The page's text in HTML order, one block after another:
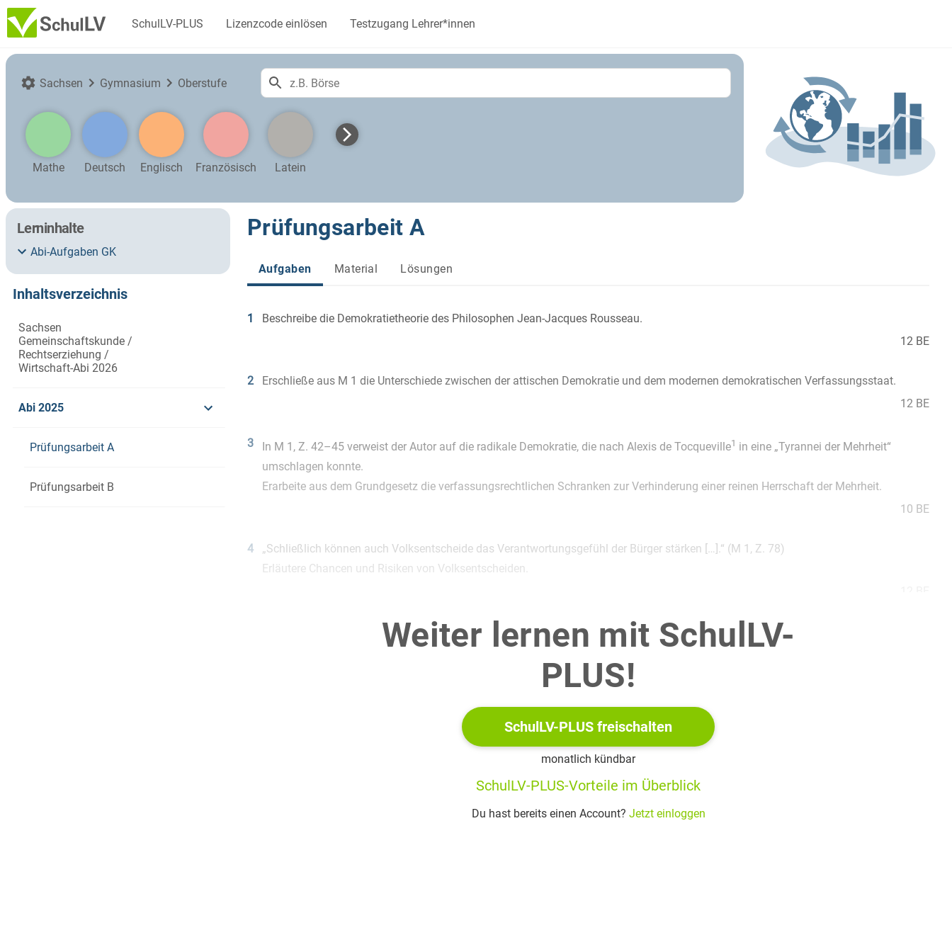
SchulLV-PLUS Lizenzcode einlösen Testzugang Lehrer*innen
Sachsen Gymnasium Oberstufe
Mathe Deutsch Englisch Französisch Latein
Lerninhalte
Abi-Aufgaben GK
Inhaltsverzeichnis
Sachsen
Gemeinschaftskunde /
Rechtserziehung /
Wirtschaft-Abi 2026
Abi 2025
Prüfungsarbeit A
Prüfungsarbeit B
Prüfungsarbeit A
Aufgaben Material Lösungen
1
Beschreibe die Demokratietheorie des Philosophen Jean-Jacques Rousseau.
12 BE
2
Erschließe aus M 1 die Unterschiede zwischen der attischen Demokratie und dem modernen demokratischen Verfassungsstaat.
12 BE
3 In M 1, Z. 42–45 verweist der Autor auf die radikale Demokratie, die nach Alexis de Tocqueville1 in eine „Tyrannei der Mehrheit“
umschlagen konnte.
Erarbeite aus dem Grundgesetz die verfassungsrechtlichen Schranken zur Verhinderung einer reinen Herrschaft der Mehrheit.
10 BE
4
„Schließlich können auch Volksentscheide das Verantwortungsgefühl der Bürger stärken […].“ (M 1, Z. 78)
Erläutere Chancen und Risiken von Volksentscheiden.
Beurteile das Verhältnis von Medien, Politik und Gesellschaft an einem selbst gewählten Beispiel.
Weiter lernen mit SchulLV-
PLUS!
SchulLV-PLUS freischalten
monatlich kündbar
SchulLV-PLUS-Vorteile im Überblick
Du hast bereits einen Account? Jetzt einloggen